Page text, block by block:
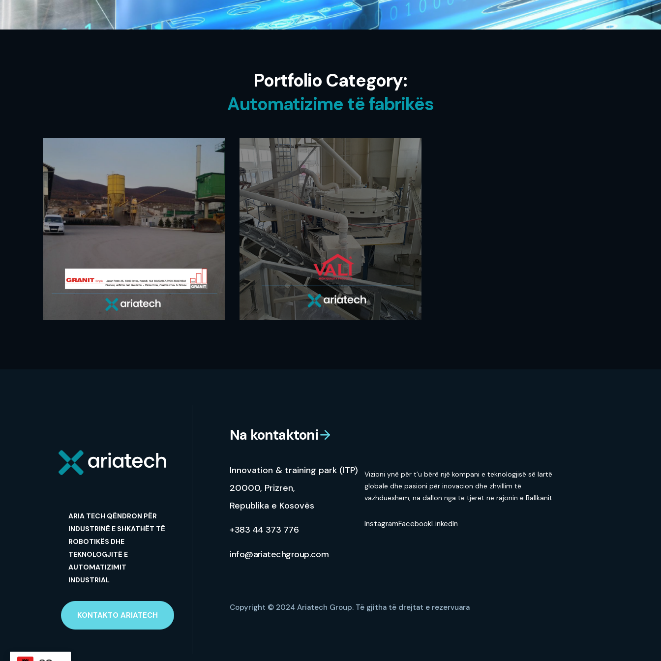
Portfolio Category:
Automatizime të fabrikës
ARIA TECH QËNDRON PËR
INDUSTRINË E SHKATHËT TË
ROBOTIKËS DHE
TEKNOLOGJITË E
AUTOMATIZIMIT
INDUSTRIAL
KONTAKTO ARIATECH
Na kontaktoni
Innovation & training park (ITP)
20000, Prizren,
Republika e Kosovës
+383 44 373 776
info@ariatechgroup.com
Vizioni ynë për t’u bërë një kompani e teknologjisë së lartë
globale dhe pasioni për inovacion dhe zhvillim të
vazhdueshëm, na dallon nga të tjerët në rajonin e Ballkanit
InstagramFacebookLinkedIn
Copyright © 2024 Ariatech Group. Të gjitha të drejtat e rezervuara